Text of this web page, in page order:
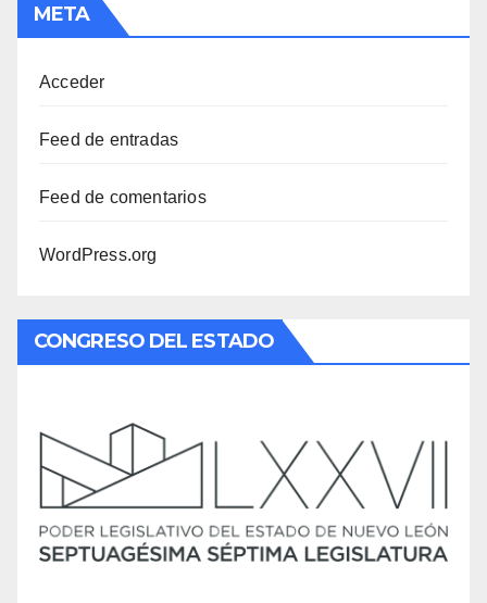
META
Acceder
Feed de entradas
Feed de comentarios
WordPress.org
CONGRESO DEL ESTADO